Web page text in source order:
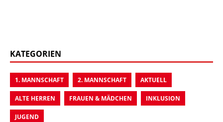
KATEGORIEN
1. MANNSCHAFT 2. MANNSCHAFT AKTUELL
ALTE HERREN FRAUEN & MÄDCHEN INKLUSION
JUGEND